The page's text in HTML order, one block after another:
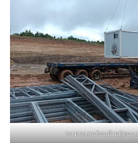
รถเทรลเลอร์ขนย้ายตู้คอน